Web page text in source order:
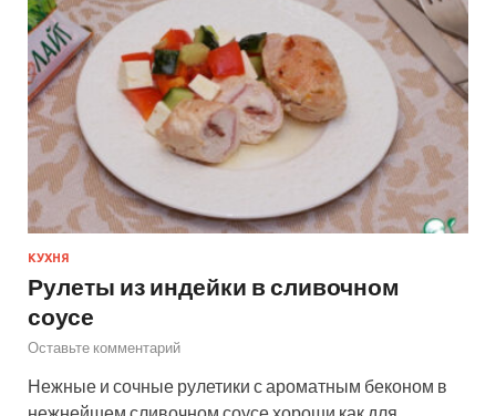
КУХНЯ
Рулеты из индейки в сливочном
соусе
Оставьте комментарий
Нежные и сочные рулетики с ароматным беконом в